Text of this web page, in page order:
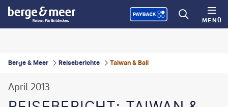
MENÜ
Berge & Meer Reiseberichte Taiwan & Bali
April 2013